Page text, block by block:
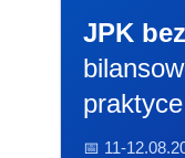
JPK
praktyce
📅 11-